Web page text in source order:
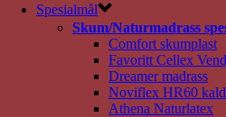
Spesialmål
Skum/Naturmadrass
Comfort skumplast
Favoritt Cellex
Dreamer madrass
Noviflex HR60
Athena Naturlatex